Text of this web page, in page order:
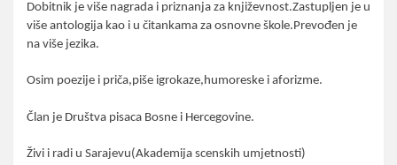
Dobitnik je više nagrada i priznanja za književnost.Zastupljen je u
više antologija kao i u čitankama za osnovne škole.Prevođen je
na više jezika.
Osim poezije i priča,piše igrokaze,humoreske i aforizme.
Član je Društva pisaca Bosne i Hercegovine.
Živi i radi u Sarajevu(Akademija scenskih umjetnosti)